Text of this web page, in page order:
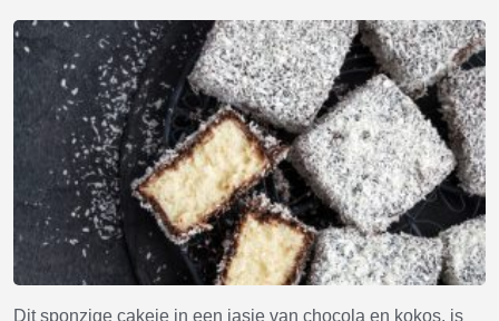
Dit sponzige cakeje in een jasje van chocola en kokos, is